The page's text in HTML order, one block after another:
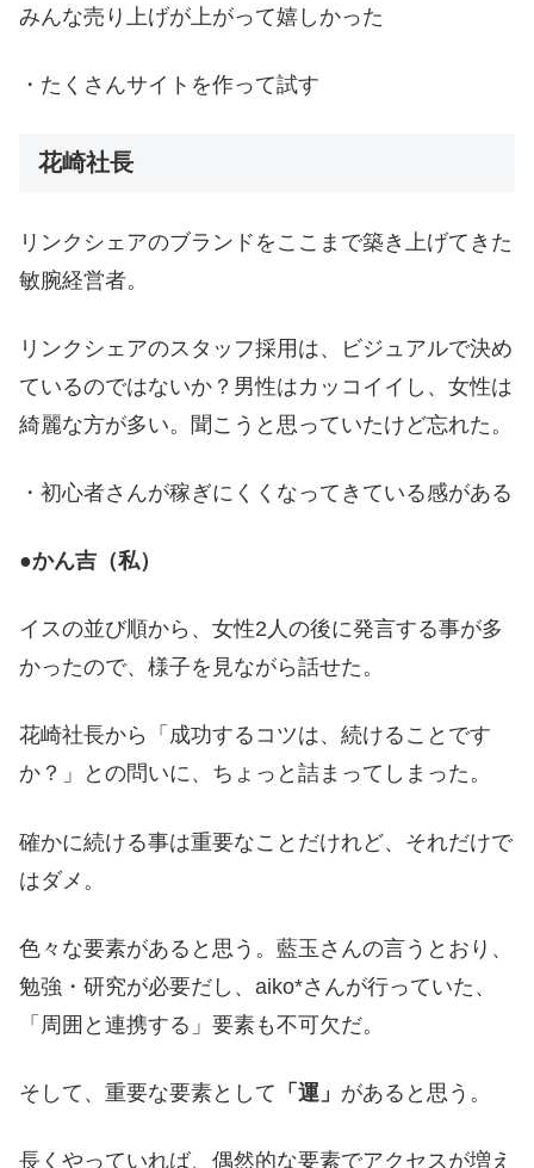
みんな売り上げが上がって嬉しかった
・たくさんサイトを作って試す
花崎社長
リンクシェアのブランドをここまで築き上げてきた
敏腕経営者。
リンクシェアのスタッフ採用は、ビジュアルで決め
ているのではないか？男性はカッコイイし、女性は
綺麗な方が多い。聞こうと思っていたけど忘れた。
・初心者さんが稼ぎにくくなってきている感がある
●かん吉（私）
イスの並び順から、女性2人の後に発言する事が多
かったので、様子を見ながら話せた。
花崎社長から「成功するコツは、続けることです
か？」との問いに、ちょっと詰まってしまった。
確かに続ける事は重要なことだけれど、それだけで
はダメ。
色々な要素があると思う。藍玉さんの言うとおり、
勉強・研究が必要だし、aiko*さんが行っていた、
「周囲と連携する」要素も不可欠だ。
そして、重要な要素として 「運」 があると思う。
長くやっていれば、偶然的な要素でアクセスが増え